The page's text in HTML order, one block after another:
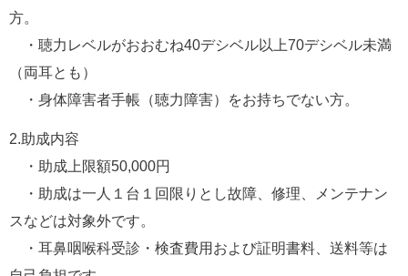
方。
・聴力レベルがおおむね40デシベル以上70デシベル未満
（両耳とも）
・身体障害者手帳（聴力障害）をお持ちでない方。
2.助成内容
・助成上限額50,000円
・助成は一人１台１回限りとし故障、修理、メンテナン
スなどは対象外です。
・耳鼻咽喉科受診・検査費用および証明書料、送料等は